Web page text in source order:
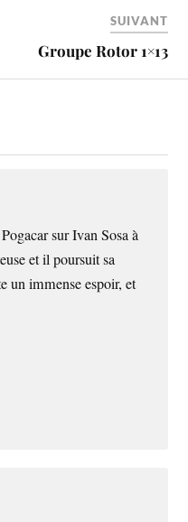
SUIVANT
Groupe Rotor 1×13
sur Ivan Sosa à
et il poursuit sa
un immense espoir, et